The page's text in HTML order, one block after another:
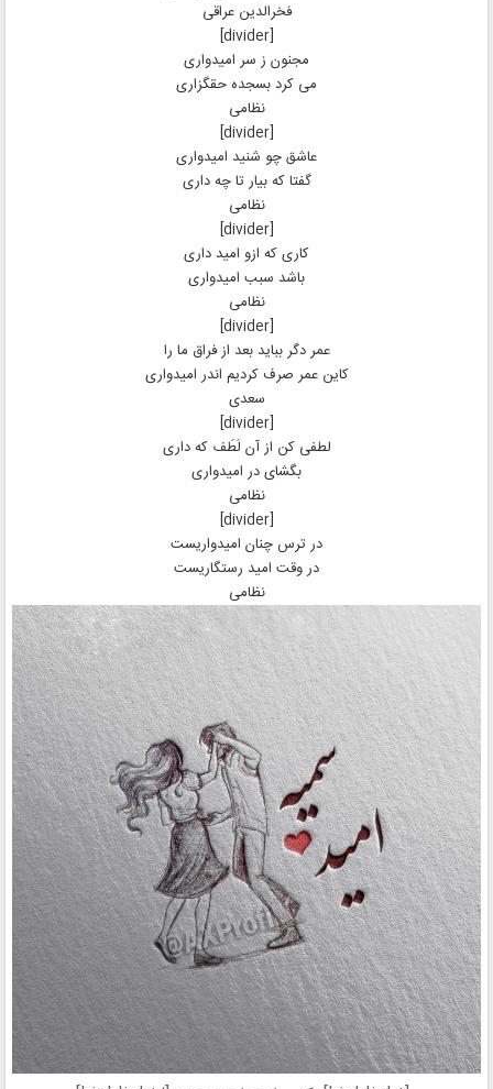
فخرالدین عراقی
[divider]
مجنون ز سر امیدواری
می کرد بسجده حقگزاری
نظامی
[divider]
عاشق چو شنید امیدواری
گفتا که بیار تا چه داری
نظامی
[divider]
کاری که ازو امید داری
باشد سبب امیدواری
نظامی
[divider]
عمر دگر بباید بعد از فراق ما را
کاین عمر صرف کردیم اندر امیدواری
سعدی
[divider]
لطفی کن از آن لَطَف که داری
بگشای در امیدواری
نظامی
[divider]
در ترس چنان امیدواریست
در وقت امید رستگاریست
نظامی